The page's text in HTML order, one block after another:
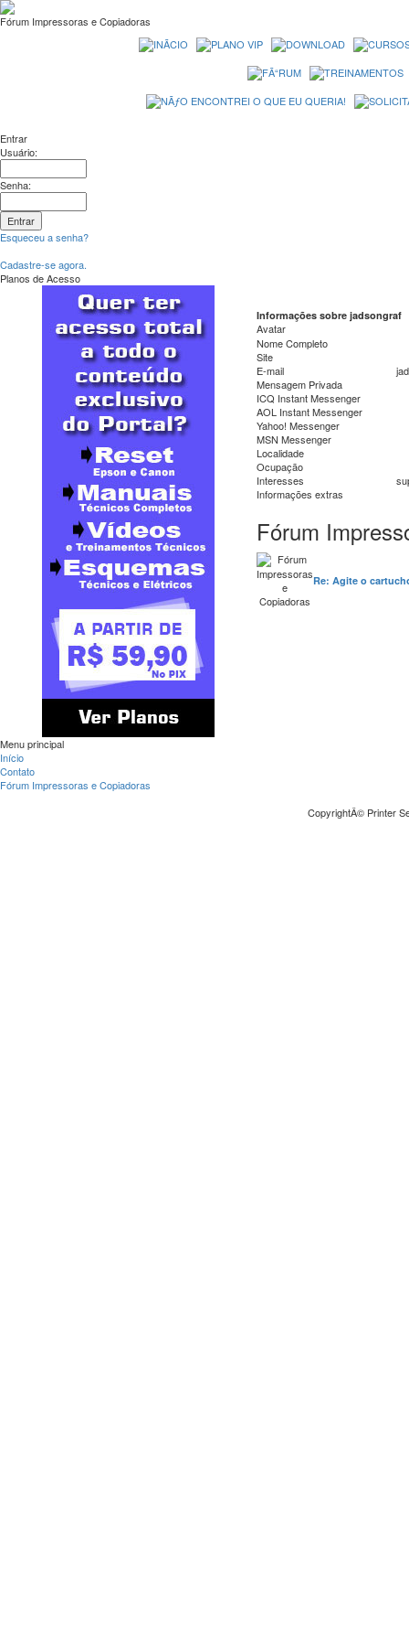
Fórum Impressoras e Copiadoras
Entrar
Usuário:
Senha:
Esqueceu a senha?
Cadastre-se agora.
Planos de Acesso
Menu principal
Início
Contato
Fórum Impressoras e Copiadoras
Informações sobre jadsongraf
Avatar
Nome Completo
Site
E-mail
Mensagem Privada
ICQ Instant Messenger
AOL Instant Messenger
Yahoo! Messenger
MSN Messenger
Localidade
Ocupação
Interesses
Informações extras
Fórum
Re: Agite o
CopyrightÂ© Printer